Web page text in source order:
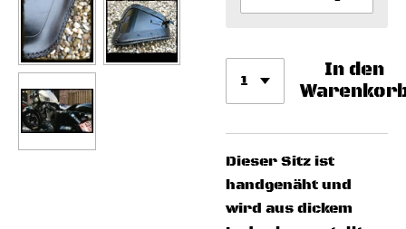
In den
Dieser Sitz ist
handgenäht und
wird aus dickem